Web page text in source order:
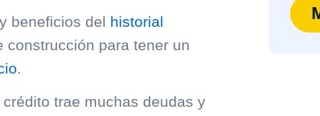
beneficios del historial
construcción para tener un
.
trae muchas deudas y